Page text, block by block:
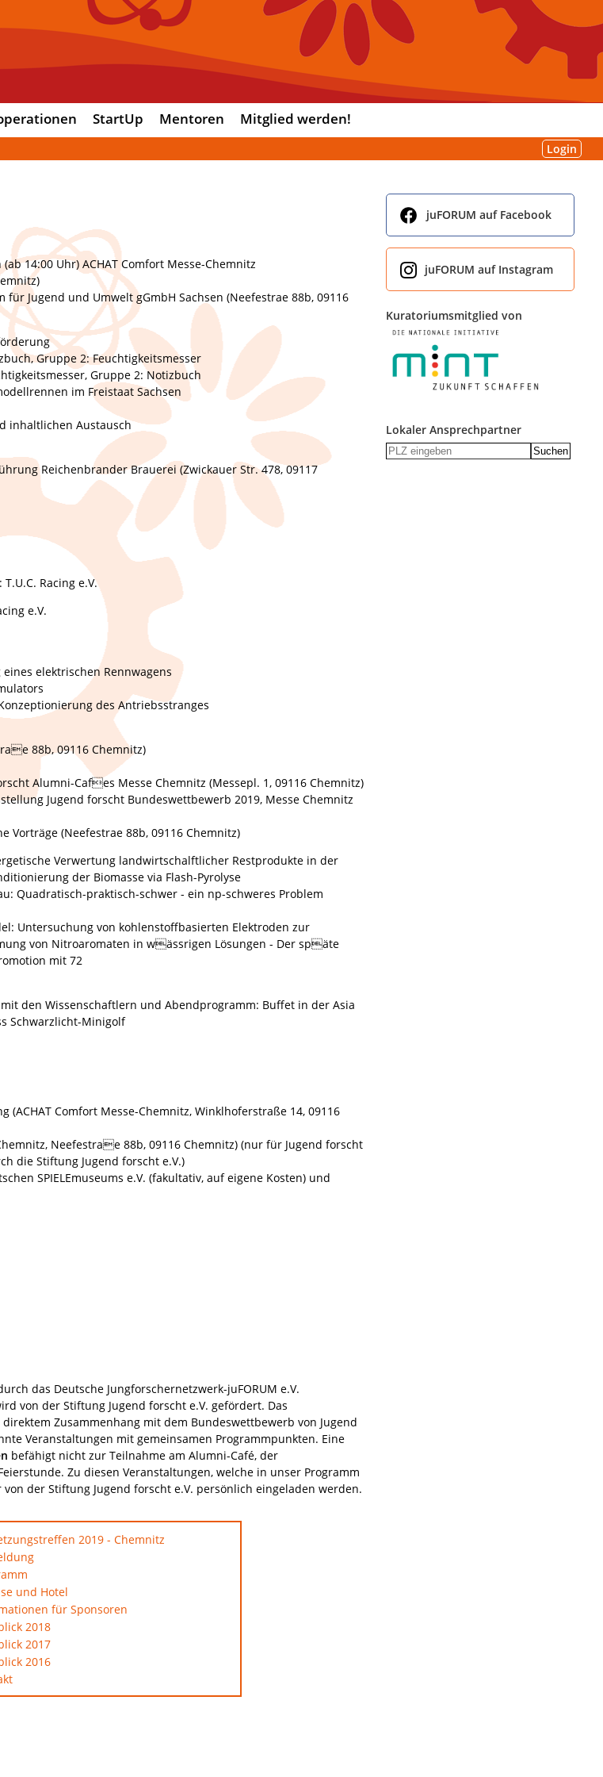
StartUp Mentoren Mitglied werden!
Login
juFORUM auf Facebook
juFORUM auf Instagram
Kuratoriumsmitglied von
Lokaler Ansprechpartner
Suchen
14:00 Uhr) ACHAT Comfort Messe-Chemnitz
für Jugend und Umwelt gGmbH Sachsen (Neefestrae 88b, 09116
Gruppe 2: Feuchtigkeitsmesser
Gruppe 2: Notizbuch
im Freistaat Sachsen
inhaltlichen Austausch
Reichenbrander Brauerei (Zwickauer Str. 478, 09117
Racing e.V.
e.V.
elektrischen Rennwagens
des Antriebsstranges
88b, 09116 Chemnitz)
Alumni-Cafes Messe Chemnitz (Messepl. 1, 09116 Chemnitz)
Jugend forscht Bundeswettbewerb 2019, Messe Chemnitz
(Neefestrae 88b, 09116 Chemnitz)
Verwertung landwirtschalftlicher Restprodukte in der
der Biomasse via Flash-Pyrolyse
Quadratisch-praktisch-schwer - ein np-schweres Problem
Untersuchung von kohlenstoffbasierten Elektroden zur
von Nitroaromaten in wässrigen Lösungen - Der späte
mit 72
den Wissenschaftlern und Abendprogramm: Buffet in der Asia
Schwarzlicht-Minigolf
(ACHAT Comfort Messe-Chemnitz, Winklhoferstraße 14, 09116
Neefestrae 88b, 09116 Chemnitz) (nur für Jugend forscht
die Stiftung Jugend forscht e.V.)
SPIELEmuseums e.V. (fakultativ, auf eigene Kosten) und
das Deutsche Jungforschernetzwerk-juFORUM e.V.
von der Stiftung Jugend forscht e.V. gefördert. Das
Zusammenhang mit dem Bundeswettbewerb von Jugend
Veranstaltungen mit gemeinsamen Programmpunkten. Eine
befähigt nicht zur Teilnahme am Alumni-Café, der
Zu diesen Veranstaltungen, welche in unser Programm
der Stiftung Jugend forscht e.V. persönlich eingeladen werden.
2019 - Chemnitz
und Hotel
für Sponsoren
2018
2017
2016